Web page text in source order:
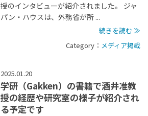
授のインタビューが紹介されました。 ジャ
パン・ハウスは、外務省が所 ...
続きを読む ≫
Category： メディア掲載
2025.01.20
学研（Gakken）の書籍で酒井准教
授の経歴や研究室の様子が紹介され
る予定です